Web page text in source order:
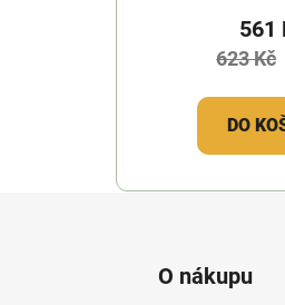
561
623 Kč
DO
O nákupu